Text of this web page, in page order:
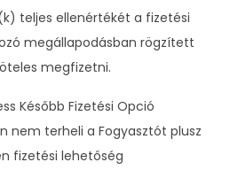
teljes ellenértékét a fizetési
megállapodásban rögzített
megfizetni.
Később Fizetési Opció
nem terheli a Fogyasztót plusz
fizetési lehetőség